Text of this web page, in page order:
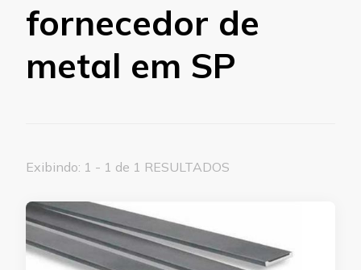
fornecedor de
metal em SP
Exibindo: 1 - 1 de 1 RESULTADOS